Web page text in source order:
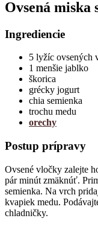
Ovsená miska
Ingrediencie
5 lyžíc ovsených
1 menšie jablko
škorica
grécky jogurt
chia semienka
trochu medu
orechy
Postup prípravy
Ovsené vločky zalejte
pár minút zmäknúť.
semienka. Na vrch
kvapiek medu.
chladničky.